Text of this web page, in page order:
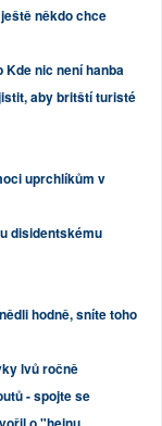
někdo chce
Kde nic není hanba
aby britští turisté
uprchlíkům v
disidentskému
hodně, sníte toho
lvů ročně
- spojte se